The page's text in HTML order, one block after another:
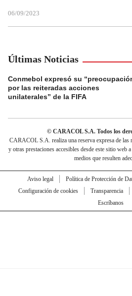
06/09/2023
Últimas Noticias
Conmebol expresó su
por las reiteradas acciones
unilaterales” de la FIFA
© CARACOL S.A. Todos los
CARACOL S.A. realiza una reserva expresa de las
y otras prestaciones accesibles desde este sitio web
medios que resulten
Aviso legal Política de Protección de
Configuración de cookies
Transparencia
Escríbanos